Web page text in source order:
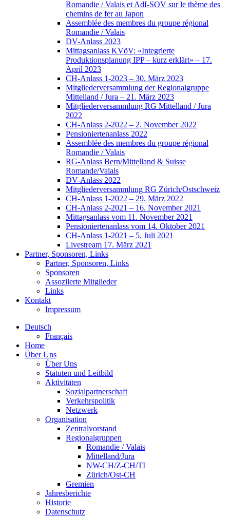
Romandie / Valais et AdI-SOV sur le thème des
chemins de fer au Japon
Assemblée des membres du groupe régional
Romandie / Valais
DV-Anlass 2023
Mittagsanlass KVöV: «Integrierte
Produktionsplanung IPP – kurz erklärt» – 17.
April 2023
CH-Anlass 1-2023 – 30. März 2023
Mitgliederversammlung der Regionalgruppe
Mittelland / Jura – 21. März 2023
Mitgliederversammlung RG Mittelland / Jura
2022
CH-Anlass 2-2022 – 2. November 2022
Pensioniertenanlass 2022
Assemblée des membres du groupe régional
Romandie / Valais
RG-Anlass Bern/Mittelland & Suisse
Romande/Valais
DV-Anlass 2022
Mitgliederversammlung RG Zürich/Ostschweiz
CH-Anlass 1-2022 – 29. März 2022
CH-Anlass 2-2021 – 16. November 2021
Mittagsanlass vom 11. November 2021
Pensioniertenanlass vom 14. Oktober 2021
CH-Anlass 1-2021 – 5. Juli 2021
Livestream 17. März 2021
Partner, Sponsoren, Links
Partner, Sponsoren, Links
Sponsoren
Assoziierte Mitglieder
Links
Kontakt
Impressum
Deutsch
Français
Home
Über Uns
Über Uns
Statuten und Leitbild
Aktivitäten
Sozialpartnerschaft
Verkehrspolitik
Netzwerk
Organisation
Zentralvorstand
Regionalgruppen
Romandie / Valais
Mittelland/Jura
NW-CH/Z-CH/TI
Zürich/Ost-CH
Gremien
Jahresberichte
Historie
Datenschutz